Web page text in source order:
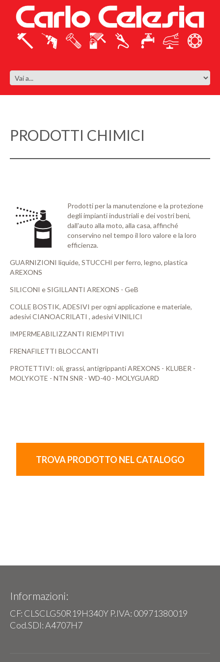
PRODOTTI CHIMICI
Prodotti per la manutenzione e la protezione
degli impianti industriali e dei vostri beni,
dall'auto alla moto, alla casa, affinché
conservino nel tempo il loro valore e la loro
efficienza.
GUARNIZIONI liquide, STUCCHI per ferro, legno, plastica
AREXONS
SILICONI e SIGILLANTI AREXONS - GeB
COLLE BOSTIK, ADESIVI per ogni applicazione e materiale,
adesivi CIANOACRILATI , adesivi VINILICI
IMPERMEABILIZZANTI RIEMPITIVI
FRENAFILETTI BLOCCANTI
PROTETTIVI: oli, grassi, antigrippanti AREXONS - KLUBER -
MOLYKOTE - NTN SNR - WD-40 - MOLYGUARD
TROVA PRODOTTO NEL CATALOGO
Informazioni:
CF: CLSCLG50R19H340Y P.IVA: 00971380019
Cod.SDI: A4707H7